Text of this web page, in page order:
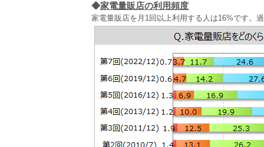
◆家電量販店の利用頻度
家電量販店を月1回以上利用する人は16%です。